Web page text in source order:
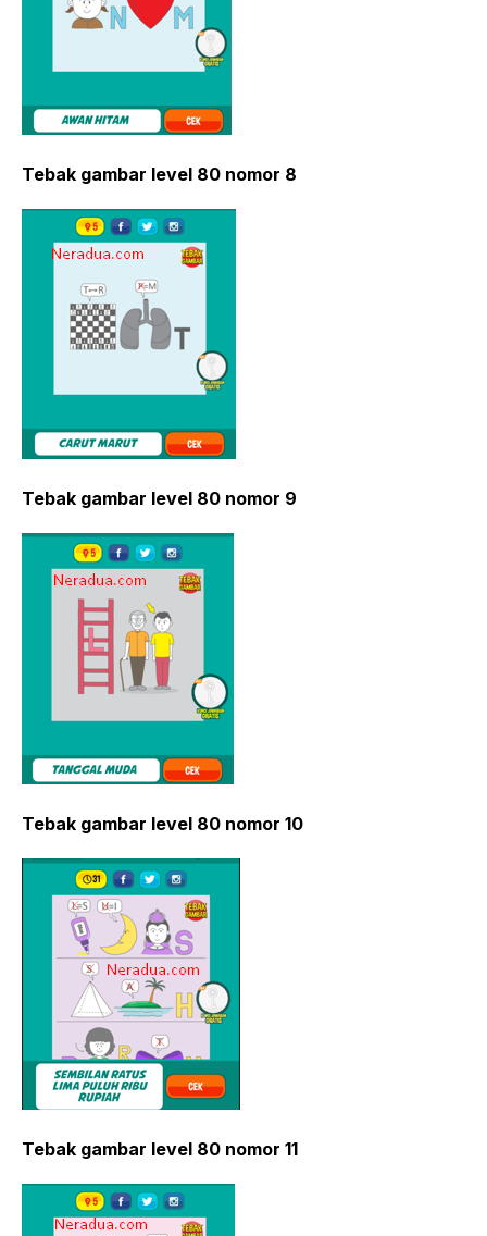
Tebak gambar level 80 nomor 8
Tebak gambar level 80 nomor 9
Tebak gambar level 80 nomor 10
Tebak gambar level 80 nomor 11